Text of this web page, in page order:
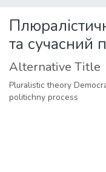
Statistics
та сучасний
Alternative Title
Pluralistic theory
politichny process